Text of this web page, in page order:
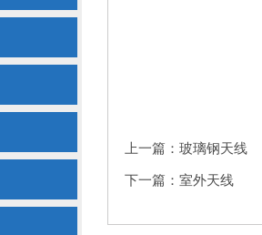
上一篇：玻璃钢天线
下一篇：室外天线